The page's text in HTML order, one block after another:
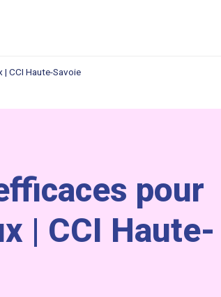
CCI Haute-Savoie
pour
| CCI Haute-